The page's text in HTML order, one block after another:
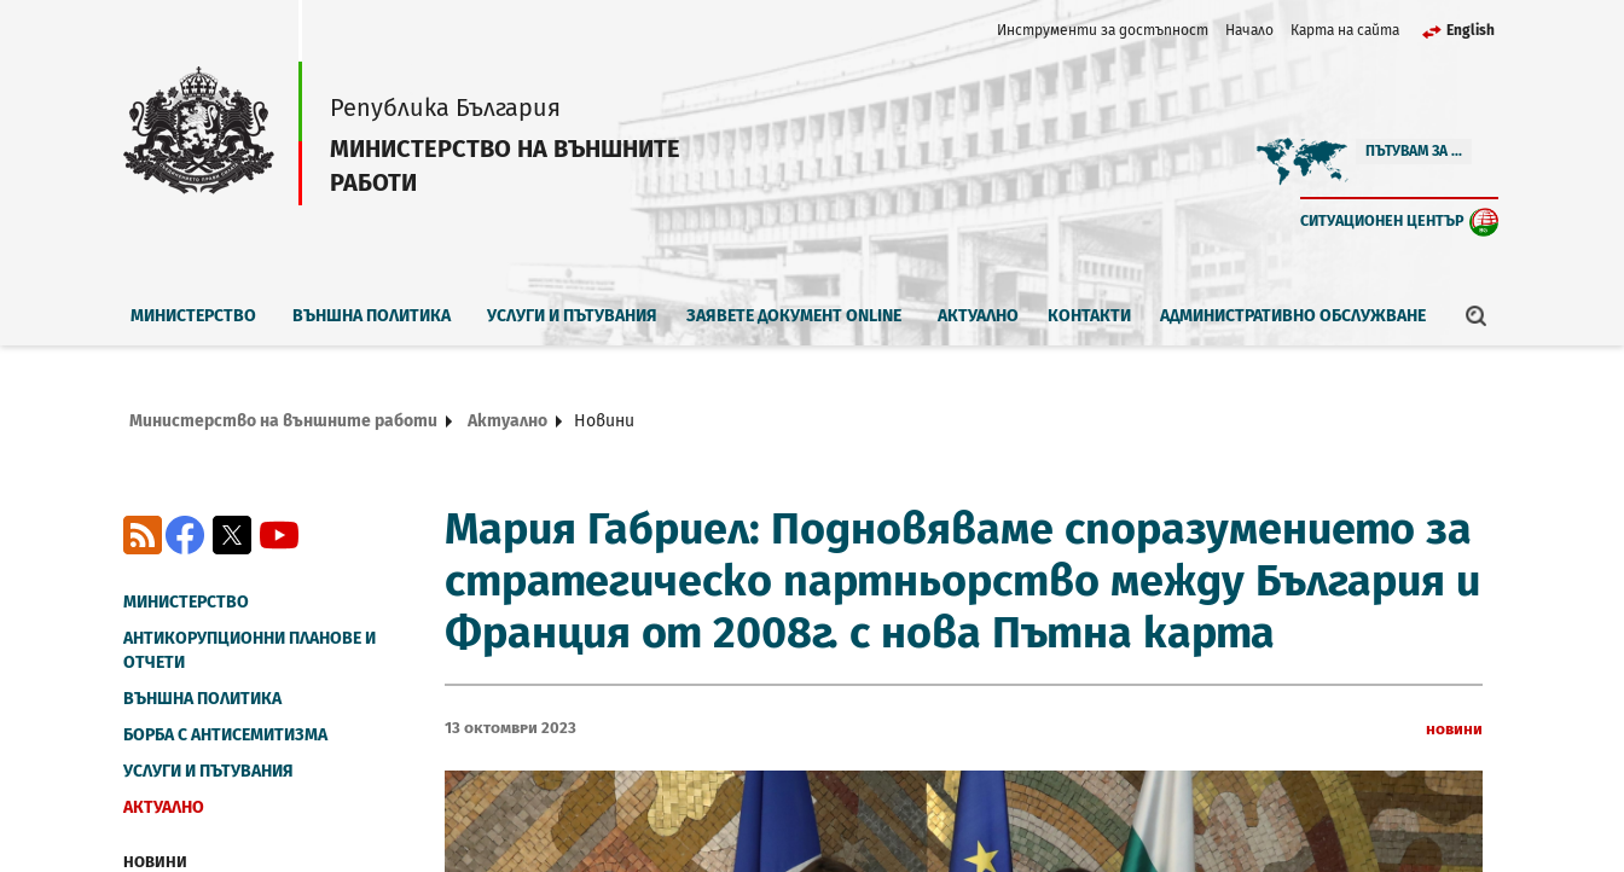
Инструменти за достъпност Начало Карта на сайта English
Република България
МИНИСТЕРСТВО НА ВЪНШНИТЕ
РАБОТИ
ПЪТУВАМ ЗА ...
СИТУАЦИОНЕН ЦЕНТЪР
МИНИСТЕРСТВО ВЪНШНА ПОЛИТИКА УСЛУГИ И ПЪТУВАНИЯ ЗАЯВЕТЕ ДОКУМЕНТ ONLINE АКТУАЛНО КОНТАКТИ АДМИНИСТРАТИВНО ОБСЛУЖВАНЕ
Министерство на външните работи Актуално Новини
Facebook
X
RSS
МИНИСТЕРСТВО
АНТИКОРУПЦИОННИ ПЛАНОВЕ И
ОТЧЕТИ
ВЪНШНА ПОЛИТИКА
БОРБА С АНТИСЕМИТИЗМА
УСЛУГИ И ПЪТУВАНИЯ
АКТУАЛНО
НОВИНИ
Мария Габриел: Подновяваме споразумението за
стратегическо партньорство между България и
Франция от 2008г. с нова Пътна карта
13 Октомври 2023 Новини